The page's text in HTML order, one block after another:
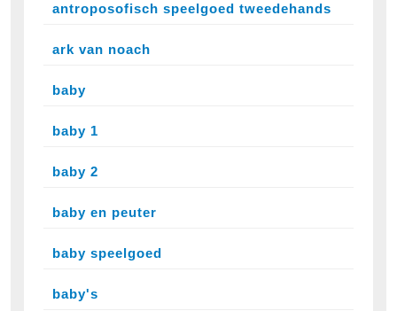
antroposofisch speelgoed tweedehands
ark van noach
baby
baby 1
baby 2
baby en peuter
baby speelgoed
baby's